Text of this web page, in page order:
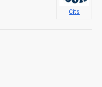
Cits